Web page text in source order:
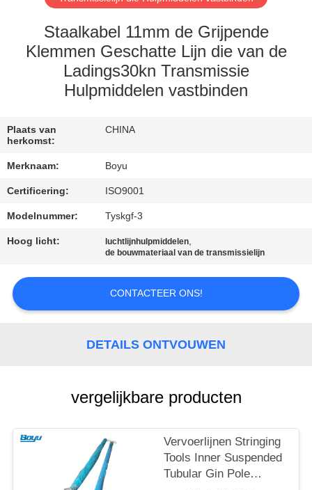
KWALITEITSCONTROLE
CONTACTEER
NIEUWS
OM EEN
CITAAT
PRIVACY
Staalkabel 11mm de Grijpende
Klemmen Geschatte Lijn die van de
Ladings30kn Transmissie
Hulpmiddelen vastbinden
Plaats van
herkomst:
CHINA
Merknaam: Boyu
Certificering: ISO9001
Modelnummer: Tyskgf-3
Hoog licht: luchtlijnhulpmiddelen,
de bouwmateriaal van de transmissielijn
CONTACTEER ONS!
DETAILS ONTVOUWEN
vergelijkbare producten
Vervoerlijnen Stringing
Tools Inner Suspended
Tubular Gin Pole